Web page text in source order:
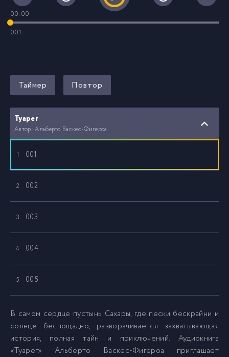
00:00
001
Таймер Повтор
Туарег
Автор: Альберто Васкес-Фигероа
1 001
2 002
3 003
4 004
5 005
6 006
7 007
В самом сердце пустынь Сахары, где пески бескрайни и
солнце беспощадно, разворачивается захватывающая
история, полная тайн и приключений. Аудиокнига
«Туарег» Альберто Васкес-Фигероа приглашает